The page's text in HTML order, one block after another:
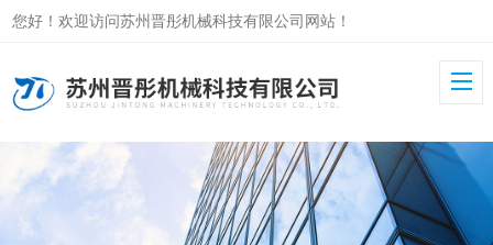
您好！欢迎访问苏州晋彤机械科技有限公司网站！